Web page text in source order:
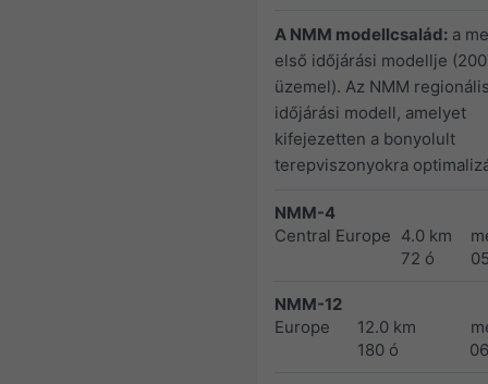
A NMM modellcsalád: a
első időjárási modellje
üzemel). Az NMM
időjárási modell, amelyet
kifejezetten a bonyolult
terepviszonyokra
NMM-4
Central Europe 4.0 km
72 ó
NMM-12
Europe
12.0 km
180 ó